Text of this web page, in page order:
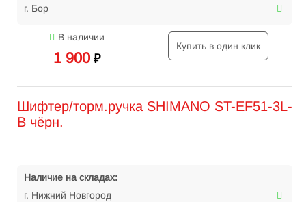
г. Бор
В наличии
1 900 ₽
Купить в один клик
Шифтер/торм.ручка SHIMANO ST-EF51-3L-
B чёрн.
Наличие на складах:
г. Нижний Новгород